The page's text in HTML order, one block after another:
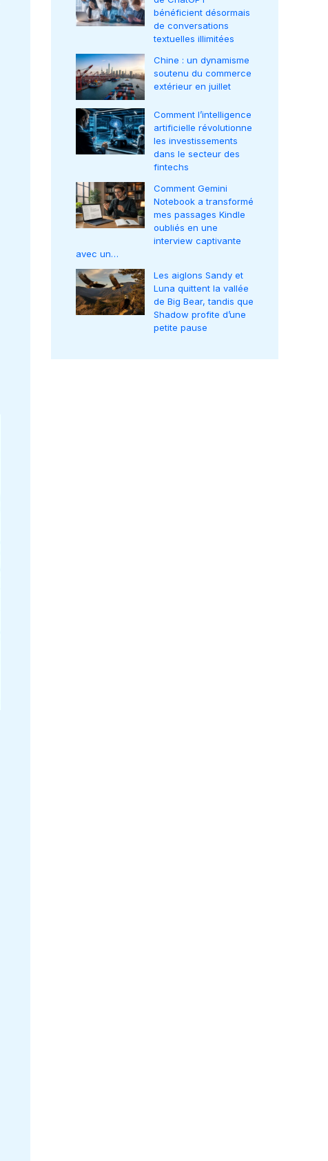
bénéficient désormais
de conversations
textuelles illimitées
Chine : un dynamisme
soutenu du commerce
extérieur en juillet
Comment l’intelligence
artificielle révolutionne
les investissements
dans le secteur des
fintechs
Comment Gemini
Notebook a transformé
mes passages Kindle
oubliés en une
interview captivante
avec un…
Les aiglons Sandy et
Luna quittent la vallée
de Big Bear, tandis que
Shadow profite d’une
petite pause